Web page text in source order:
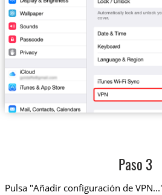
Paso 3
Pulsa "Añadir configuración de